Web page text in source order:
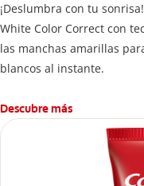
¡Deslumbra con tu
White Color Correct con
las manchas amarillas
blancos al instante.
Descubre más